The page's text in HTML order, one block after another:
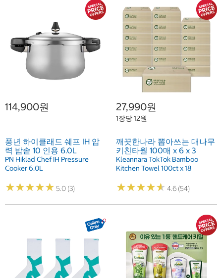
114,900원
풍년 하이클래드 쉐프 IH 압
력 밥솥 10 인용 6.0L
PN Hiklad Chef IH Pressure
Cooker 6.0L
★★★★★
★★★★★ 5.0 (3)
27,990원
1장당 12원
깨끗한나라 뽑아쓰는 대나무
키친타월 100매 x 6 x 3
Kleannara TokTok Bamboo
Kitchen Towel 100ct x 18
★★★★★
★★★★★ 4.6 (54)